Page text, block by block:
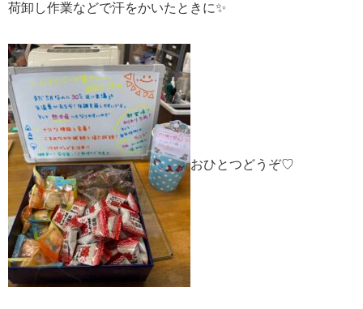
荷卸し作業などで汗をかいたときに✨
おひとつどうぞ♡